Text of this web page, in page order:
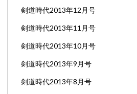
剣道時代2013年12月号
剣道時代2013年11月号
剣道時代2013年10月号
剣道時代2013年9月号
剣道時代2013年8月号